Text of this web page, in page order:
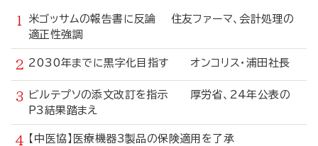
米ゴッサムの報告書に反論 住友ファーマ、会計処理の
適正性強調
2030年までに黒字化目指す オンコリス・浦田社長
ビルテプソの添文改訂を指示 厚労省、24年公表の
P3結果踏まえ
【中医協】医療機器3製品の保険適用を了承